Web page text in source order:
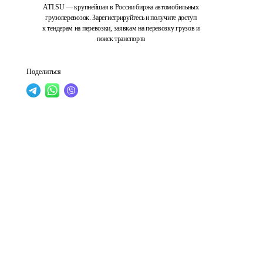
ATI.SU — крупнейшая в России биржа автомобильных
грузоперевозок. Зарегистрируйтесь и получите доступ
к тендерам на перевозки, заявкам на перевозку грузов и
поиск транспорта
Поделиться